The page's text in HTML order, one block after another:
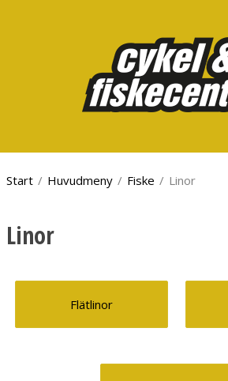
Start / Huvudmeny / Fiske / Linor
Linor
Flätlinor